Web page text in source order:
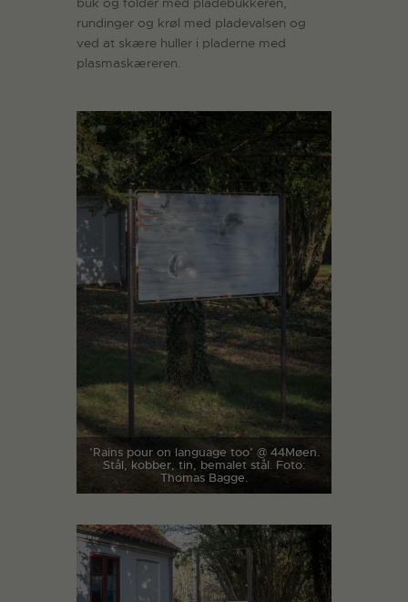
rundinger og krøl med pladevalsen og
ved at skære huller i pladerne med
plasmaskæreren.
’Rains pour on language too’ @ 44Møen.
Stål, kobber, tin, bemalet stål. Foto:
Thomas Bagge.